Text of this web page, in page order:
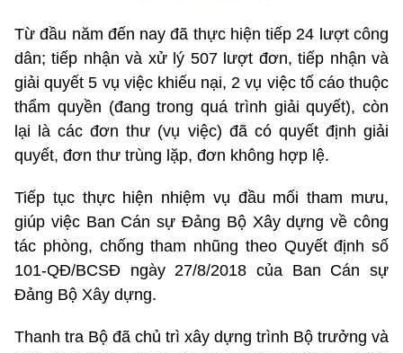
Từ đầu năm đến nay đã thực hiện tiếp 24 lượt công
dân; tiếp nhận và xử lý 507 lượt đơn, tiếp nhận và
giải quyết 5 vụ việc khiếu nại, 2 vụ việc tố cáo thuộc
thẩm quyền (đang trong quá trình giải quyết), còn
lại là các đơn thư (vụ việc) đã có quyết định giải
quyết, đơn thư trùng lặp, đơn không hợp lệ.
Tiếp tục thực hiện nhiệm vụ đầu mối tham mưu,
giúp việc Ban Cán sự Đảng Bộ Xây dựng về công
tác phòng, chống tham nhũng theo Quyết định số
101-QĐ/BCSĐ ngày 27/8/2018 của Ban Cán sự
Đảng Bộ Xây dựng.
Thanh tra Bộ đã chủ trì xây dựng trình Bộ trưởng và